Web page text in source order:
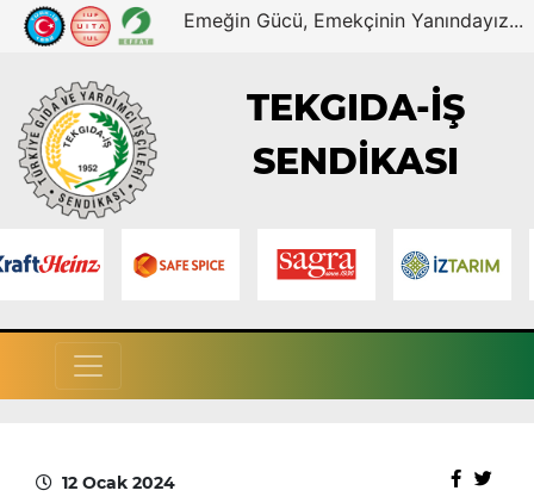
Emeğin Gücü, Emekçinin Yanındayız...
TEKGIDA-İŞ
SENDİKASI
12 Ocak 2024